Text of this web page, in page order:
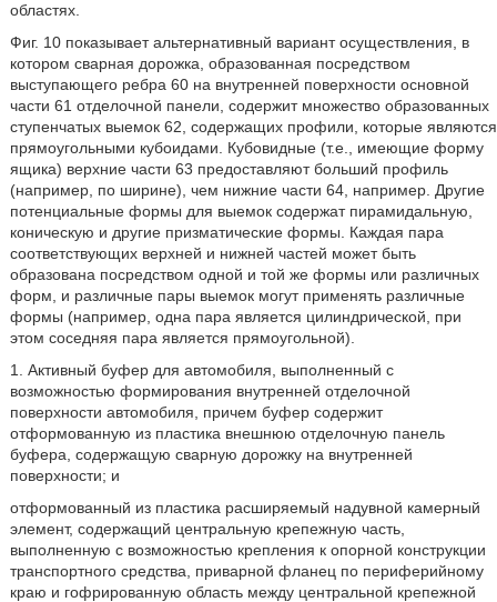
областях.
Фиг. 10 показывает альтернативный вариант осуществления, в
котором сварная дорожка, образованная посредством
выступающего ребра 60 на внутренней поверхности основной
части 61 отделочной панели, содержит множество образованных
ступенчатых выемок 62, содержащих профили, которые являются
прямоугольными кубоидами. Кубовидные (т.е., имеющие форму
ящика) верхние части 63 предоставляют больший профиль
(например, по ширине), чем нижние части 64, например. Другие
потенциальные формы для выемок содержат пирамидальную,
коническую и другие призматические формы. Каждая пара
соответствующих верхней и нижней частей может быть
образована посредством одной и той же формы или различных
форм, и различные пары выемок могут применять различные
формы (например, одна пара является цилиндрической, при
этом соседняя пара является прямоугольной).
1. Активный буфер для автомобиля, выполненный с
возможностью формирования внутренней отделочной
поверхности автомобиля, причем буфер содержит
отформованную из пластика внешнюю отделочную панель
буфера, содержащую сварную дорожку на внутренней
поверхности; и
отформованный из пластика расширяемый надувной камерный
элемент, содержащий центральную крепежную часть,
выполненную с возможностью крепления к опорной конструкции
транспортного средства, приварной фланец по периферийному
краю и гофрированную область между центральной крепежной